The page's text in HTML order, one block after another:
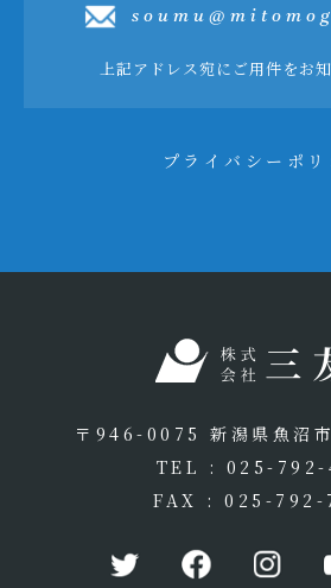
上記アドレス宛にご用件をお
プライバシーポリ
〒946-0075 新潟県魚沼
TEL : 025-792-
FAX : 025-792-